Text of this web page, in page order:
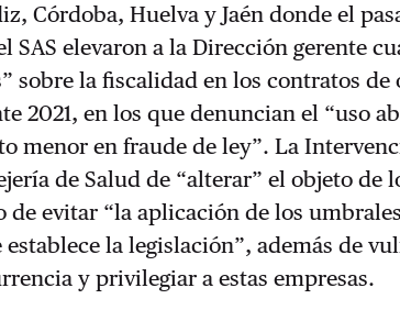
Córdoba, Huelva y Jaén donde el
SAS elevaron a la Dirección gerente
sobre la fiscalidad en los contratos de
2021, en los que denuncian el “uso
menor en fraude de ley”. La
de Salud de “alterar” el objeto de
de evitar “la aplicación de los
la legislación”, además de
y privilegiar a estas empresas.